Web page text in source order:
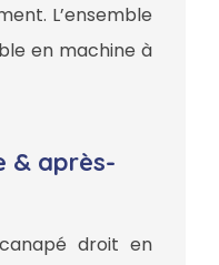
L’ensemble
en machine à
& après-
droit en